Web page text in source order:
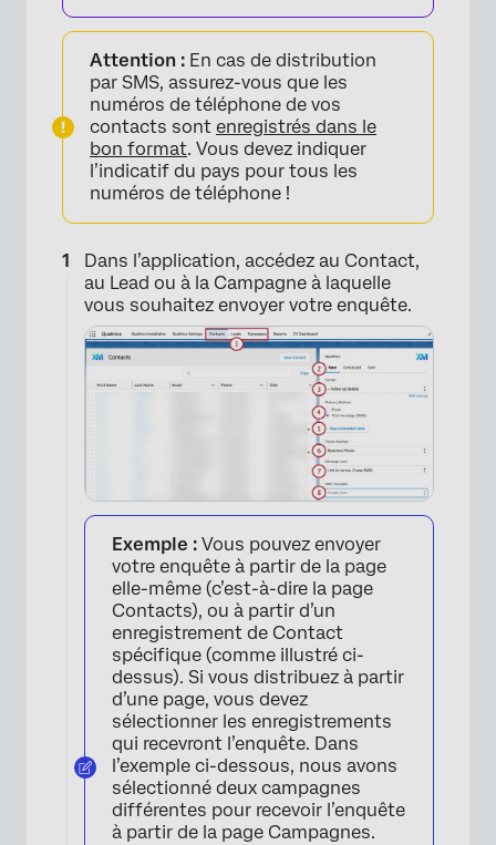
Attention : En cas de distribution
par SMS, assurez-vous que les
numéros de téléphone de vos
contacts sont enregistrés dans le
bon format. Vous devez indiquer
l’indicatif du pays pour tous les
numéros de téléphone !
Dans l’application, accédez au Contact,
au Lead ou à la Campagne à laquelle
vous souhaitez envoyer votre enquête.
Exemple : Vous pouvez envoyer
votre enquête à partir de la page
elle-même (c’est-à-dire la page
Contacts), ou à partir d’un
enregistrement de Contact
spécifique (comme illustré ci-
dessus). Si vous distribuez à partir
d’une page, vous devez
sélectionner les enregistrements
qui recevront l’enquête. Dans
l’exemple ci-dessous, nous avons
sélectionné deux campagnes
différentes pour recevoir l’enquête
à partir de la page Campagnes.